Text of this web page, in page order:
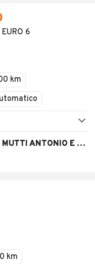
6
km
MUTTI VEICOLI INDUSTRIALI DI MUTTI ANTONIO E STEFANO S.N.C.
km